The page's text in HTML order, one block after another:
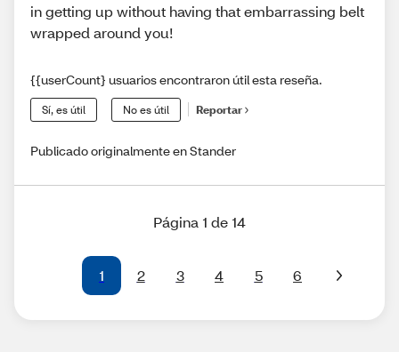
in getting up without having that embarrassing belt
wrapped around you!
{{userCount} usuarios encontraron útil esta reseña.
Sí, es útil No es útil Reportar
Publicado originalmente en Stander
Página 1 de 14
1 2 3 4 5 6